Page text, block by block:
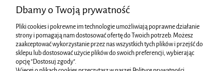
biuro@cukierniareklamowa.pl
info@cukierniareklamowa.pl
Dbamy o Twoją prywatność
Pliki cookies i pokrewne im technologie umożliwiają poprawne działanie
strony i pomagają nam dostosować ofertę do Twoich potrzeb. Możesz
zaakceptować wykorzystanie przez nas wszystkich tych plików i przejść do
sklepu lub dostosować użycie plików do swoich preferencji, wybierając
opcję "Dostosuj zgody".